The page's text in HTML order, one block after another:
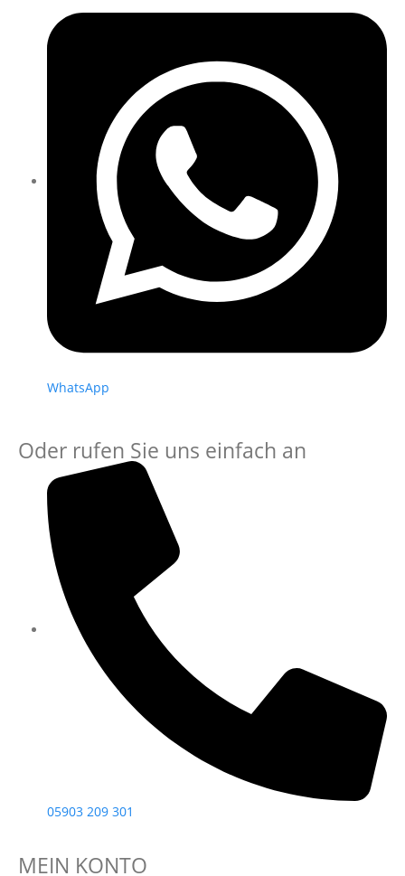
WhatsApp
Oder rufen Sie uns einfach an
05903 209 301
MEIN KONTO